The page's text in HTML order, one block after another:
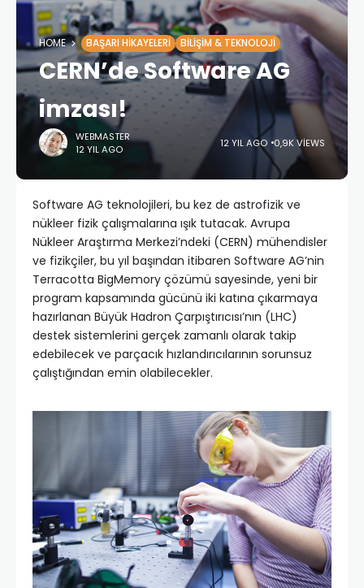
HOME BAŞARI HIKAYELERI BILIŞIM & TEKNOLOJI
CERN’de Software AG
imzası!
WEBMASTER
12 YIL AGO
12 YIL AGO 0,9K VIEWS
Software AG teknolojileri, bu kez de astrofizik ve
nükleer fizik çalışmalarına ışık tutacak. Avrupa
Nükleer Araştırma Merkezi’ndeki (CERN) mühendisler
ve fizikçiler, bu yıl başından itibaren Software AG’nin
Terracotta BigMemory çözümü sayesinde, yeni bir
program kapsamında gücünü iki katına çıkarmaya
hazırlanan Büyük Hadron Çarpıştırıcısı’nın (LHC)
destek sistemlerini gerçek zamanlı olarak takip
edebilecek ve parçacık hızlandırıcılarının sorunsuz
çalıştığından emin olabilecekler.